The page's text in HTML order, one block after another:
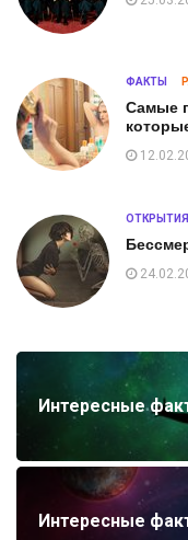
ФАКТЫ
Самые
ОТКРЫТИЯ
Интересные
Интересные